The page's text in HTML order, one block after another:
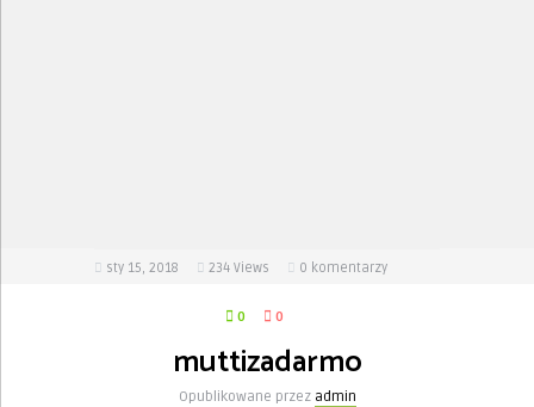
sty 15, 2018 234 Views 0 komentarzy
0 0
muttizadarmo
Opublikowane przez admin